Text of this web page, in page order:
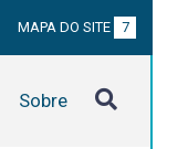
MAPA DO SITE 7
Sobre